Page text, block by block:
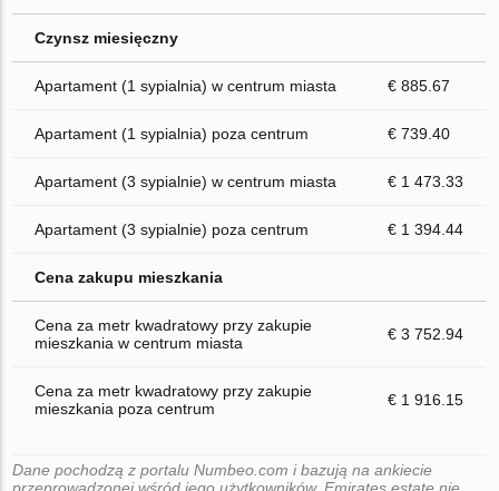
Czynsz miesięczny
Apartament (1 sypialnia) w centrum miasta € 885.67
Apartament (1 sypialnia) poza centrum € 739.40
Apartament (3 sypialnie) w centrum miasta € 1 473.33
Apartament (3 sypialnie) poza centrum € 1 394.44
Cena zakupu mieszkania
Cena za metr kwadratowy przy zakupie
mieszkania w centrum miasta
€ 3 752.94
Cena za metr kwadratowy przy zakupie
mieszkania poza centrum
€ 1 916.15
Dane pochodzą z portalu Numbeo.com i bazują na ankiecie
przeprowadzonej wśród jego użytkowników. Emirates.estate nie